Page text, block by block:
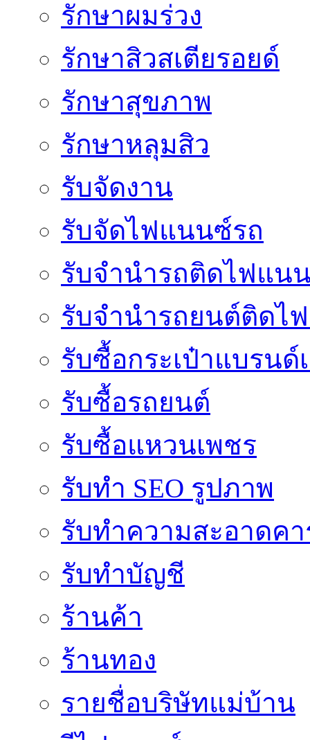
รักษาผมร่วง
รักษาสิวสเตียรอยด์
รักษาสุขภาพ
รักษาหลุมสิว
รับจัดงาน
รับจัดไฟแนนซ์รถ
รับจำนำรถติดไฟแน
รับจํานํารถยนต์ติดไ
รับซื้อกระเป๋าแบรนด์
รับซื้อรถยนต์
รับซื้อแหวนเพชร
รับทำ SEO รูปภาพ
รับทำความสะอาดค
รับทำบัญชี
ร้านค้า
ร้านทอง
รายชื่อบริษัทแม่บ้าน